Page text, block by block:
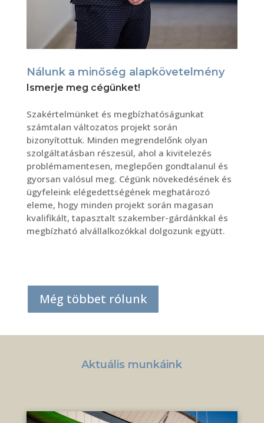
Nálunk a minőség alapkövetelmény
Ismerje meg cégünket!
Szakértelmünket és megbízhatóságunkat
számtalan változatos projekt során
bizonyítottuk. Minden megrendelőnk olyan
szolgáltatásban részesül, ahol a kivitelezés
problémamentesen, meglepően gondtalanul és
gyorsan valósul meg. Cégünk növekedésének és
ügyfeleink elégedettségének meghatározó
eleme, hogy minden projekt során magasan
kvalifikált, tapasztalt szakember-gárdánkkal és
megbízható alvállalkozókkal dolgozunk együtt.
Még többet rólunk
Aktuális munkáink